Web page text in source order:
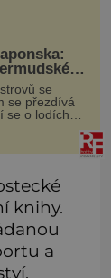
spárech
se
se přezdívá
se o lodích
i
měli tyto ko
knihy.
a